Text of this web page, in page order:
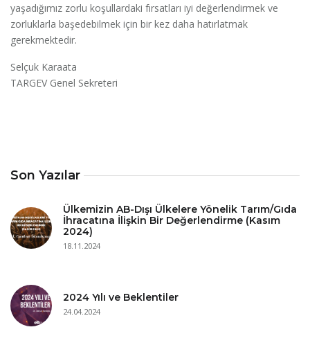
Son Yazılar
Ülkemizin AB-Dışı Ülkelere Yönelik Tarım/Gıda
İhracatına İlişkin Bir Değerlendirme (Kasım
2024)
18.11.2024
2024 Yılı ve Beklentiler
24.04.2024
yaşadığımız zorlu koşullardaki fırsatları iyi değerlendirmek ve
zorluklarla başedebilmek için bir kez daha hatırlatmak
gerekmektedir.
Selçuk Karaata
TARGEV Genel Sekreteri